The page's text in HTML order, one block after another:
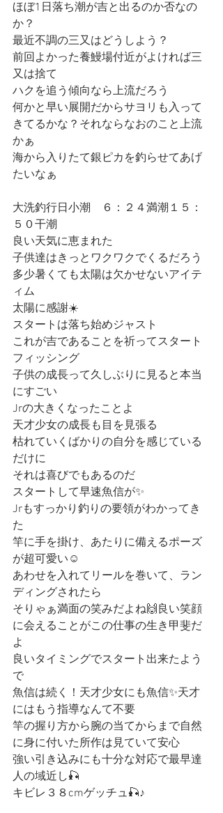
ほぼ1日落ち潮が吉と出るのか否なの
か？
最近不調の三又はどうしよう？
前回よかった養鰻場付近がよければ三
又は捨て
ハクを追う傾向なら上流だろう
何かと早い展開だからサヨリも入って
きてるかな？それならなおのこと上流
かぁ
海から入りたて銀ピカを釣らせてあげ
たいなぁ
大洗釣行日小潮　６：２４満潮１５：
５０干潮
良い天気に恵まれた
子供達はきっとワクワクでくるだろう
多少暑くても太陽は欠かせないアイテ
ィム
太陽に感謝☀️
スタートは落ち始めジャスト
これが吉であることを祈ってスタート
フィッシング
子供の成長って久しぶりに見ると本当
にすごい
Jrの大きくなったことよ
天才少女の成長も目を見張る
枯れていくばかりの自分を感じている
だけに
それは喜びでもあるのだ
スタートして早速魚信が✨
Jrもすっかり釣りの要領がわかってき
た
竿に手を掛け、あたりに備えるポーズ
が超可愛い☺️
あわせを入れてリールを巻いて、ラン
ディングされたら
そりゃぁ満面の笑みだよね🙌良い笑顔
に会えることがこの仕事の生き甲斐だ
よ
良いタイミングでスタート出来たよう
で
魚信は続く！天才少女にも魚信✨天才
にはもう指導なんて不要
竿の握り方から腕の当てからまで自然
に身に付いた所作は見ていて安心
強い引き込みにも十分な対応で最早達
人の域近し🎣
キビレ３８cmゲッチュ🎣♪